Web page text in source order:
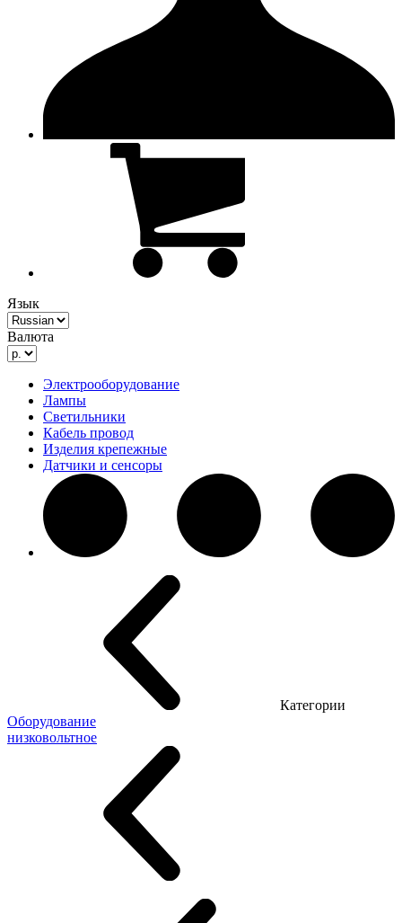
Язык
Валюта
Электрооборудование
Лампы
Светильники
Кабель провод
Изделия крепежные
Датчики и сенсоры
Категории
Оборудование
низковольтное